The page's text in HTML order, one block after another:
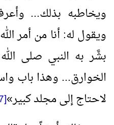
ويخاطبه بذلك...
ويقول له: أنا من أمر
بشَّر به النبي صلى
الخوارق... وهذا باب
لاحتاج إلى مجلد كبير»
[7]